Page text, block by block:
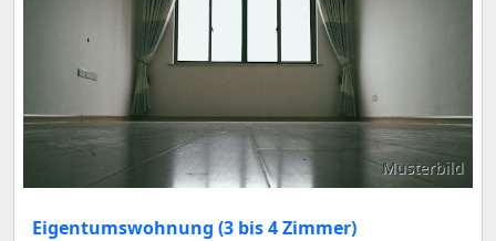
Musterbild
Eigentumswohnung (3 bis 4 Zimmer)